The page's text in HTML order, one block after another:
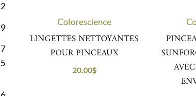
2
9
7
5
Colorescience
LINGETTES NETTOYANTES
POUR PINCEAUX
20.00$